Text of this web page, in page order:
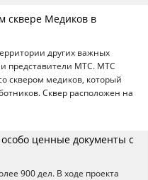
сквере Медиков в
других важных
представители МТС. МТС
сквером медиков, который
Сквер расположен на
ценные документы с
900 дел. В ходе проекта